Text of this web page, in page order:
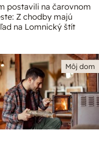
postavili na čarovnom
Z chodby majú
na Lomnický štít
Môj dom